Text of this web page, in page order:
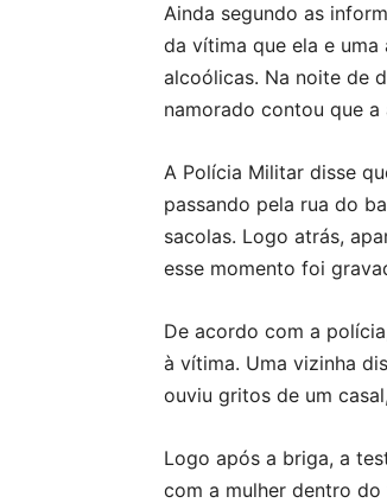
Ainda segundo as
da vítima que ela e
alcoólicas. Na noite de
namorado contou que
A Polícia Militar disse
passando pela rua do
sacolas. Logo atrás,
esse momento foi
De acordo com a
à vítima. Uma vizinha
ouviu gritos de um
Logo após a briga, a
com a mulher dentro do